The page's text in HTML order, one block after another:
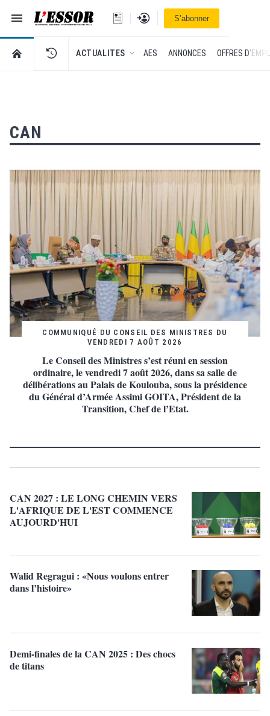
Navigation
L'Essor - retour à la une
Se connecterS’abonner
RETOUR À LA PAGE D’ACCUEIL DE L'ESSOR
ACTUALITES AES ANNONCES OFFRES
CAN
COMMUNIQUÉ DU CONSEIL DES MINISTRES DU
VENDREDI 7 AOÛT 2026
Le Conseil des Ministres s’est réuni en session
ordinaire, le vendredi 7 août 2026, dans sa salle de
délibérations au Palais de Koulouba, sous la présidence
du Général d’Armée Assimi GOITA, Président de la
Transition, Chef de l’Etat.
CAN 2027 : LE LONG CHEMIN VERS
L'AFRIQUE DE L'EST COMMENCE
AUJOURD'HUI
Walid Regragui : «Nous voulons entrer
dans l’histoire»
Demi-finales de la CAN 2025 : Des chocs
de titans